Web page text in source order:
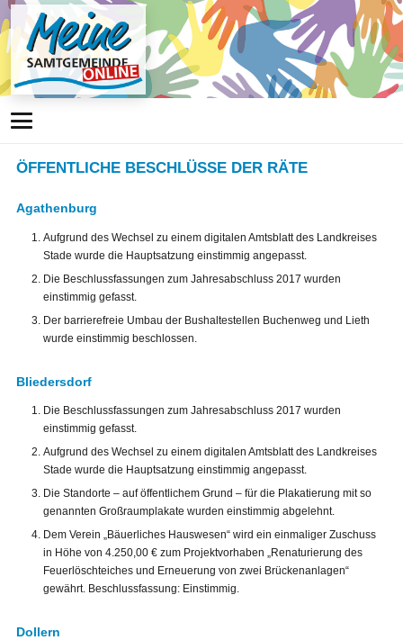
ÖFFENTLICHE BESCHLÜSSE DER RÄTE
Agathenburg
Aufgrund des Wechsel zu einem digitalen Amtsblatt des Landkreises
Stade wurde die Hauptsatzung einstimmig angepasst.
Die Beschlussfassungen zum Jahresabschluss 2017 wurden
einstimmig gefasst.
Der barrierefreie Umbau der Bushaltestellen Buchenweg und Lieth
wurde einstimmig beschlossen.
Bliedersdorf
Die Beschlussfassungen zum Jahresabschluss 2017 wurden
einstimmig gefasst.
Aufgrund des Wechsel zu einem digitalen Amtsblatt des Landkreises
Stade wurde die Hauptsatzung einstimmig angepasst.
Die Standorte – auf öffentlichem Grund – für die Plakatierung mit so
genannten Großraumplakate wurden einstimmig abgelehnt.
Dem Verein „Bäuerliches Hauswesen“ wird ein einmaliger Zuschuss
in Höhe von 4.250,00 € zum Projektvorhaben „Renaturierung des
Feuerlöschteiches und Erneuerung von zwei Brückenanlagen“
gewährt. Beschlussfassung: Einstimmig.
Dollern